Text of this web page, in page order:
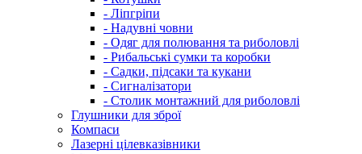
- Ліпгріпи
- Надувні човни
- Одяг для полювання та риболовлі
- Рибальські сумки та коробки
- Садки, підсаки та кукани
- Сигналізатори
- Столик монтажний для риболовлі
Глушники для зброї
Компаси
Лазерні цілевказівники